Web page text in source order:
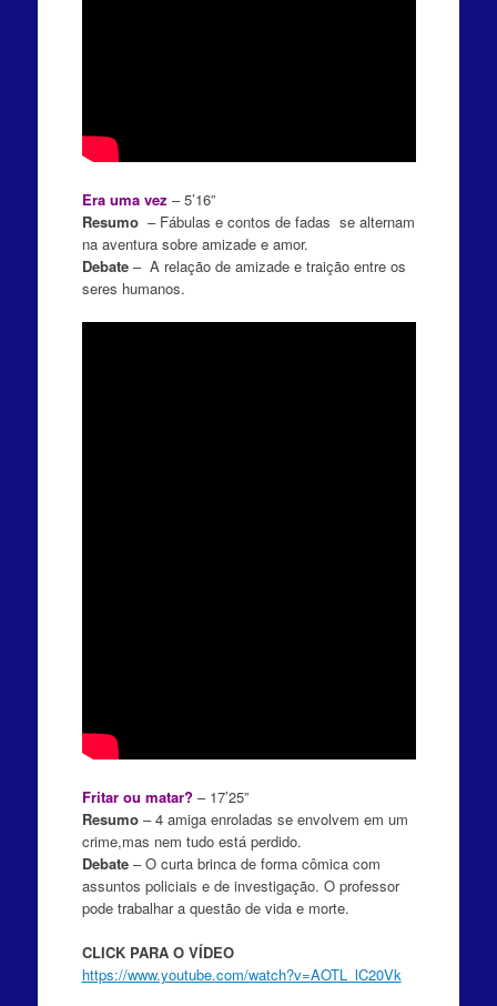
Era uma vez – 5’16”
Resumo– Fábulas e contos de fadas se alternam
na aventura sobre amizade e amor.
Debate– A relação de amizade e traição entre os
seres humanos.
Fritar ou matar? – 17’25”
Resumo–4 amiga enroladas se envolvem em um
crime,mas nem tudo está perdido.
Debate– Ocurta brinca de forma cômica com
assuntos policiais e de investigação. O professor
pode trabalhar a questão de vida e morte.
CLICK PARA O VÍDEO
https://www.youtube.com/watch?v=AOTL_lC20Vk